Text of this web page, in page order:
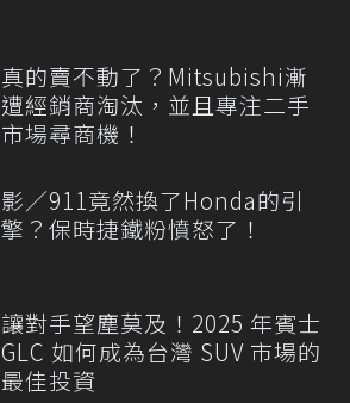
真的賣不動了？Mitsubishi漸
遭經銷商淘汰，並且專注二手
市場尋商機！
影／911竟然換了Honda的引
擎？保時捷鐵粉憤怒了！
讓對手望塵莫及！2025 年賓士
GLC 如何成為台灣 SUV 市場的
最佳投資